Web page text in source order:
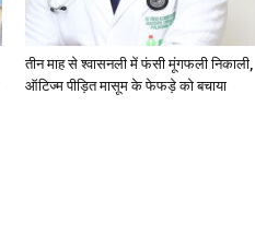
तीन माह से श्वासनली में फंसी मूंगफली निकाली,
ऑटिज्म पीड़ित मासूम के फेफड़े को बचाया